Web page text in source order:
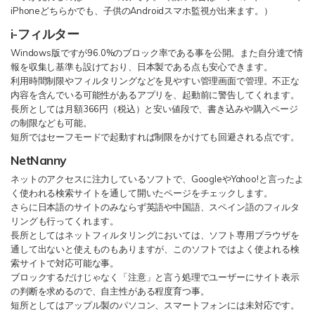
iPhoneどちらかでも、子供のAndroidスマホ監視が出来ます。）
i-フィルター
Windows版ですが96.0%のブロック率である事を公開。また自分達で情
報を収集し基準も設けており、日本製である点も安心できます。
利用時間制限やフィルタリングなどを見やすい管理画面で管理。不正な
内容を含んでいる可能性があるアプリを、起動前に警告してくれます。
長所としては月額366円（税込）と安い値段で、書き込みや購入ページ
の制限なども可能。
短所ではセーフモードで起動すれば制限をかけても回避される点です。
NetNanny
ネットのアクセスに注力しているソフトで、GoogleやYahoo!と言ったよ
く使われる検索サイトを通して開いたページをチェックします。
さらに日本語のサイトのみならず英語や中国語、スペイン語のフィルタ
リングも行ってくれます。
長所としてはネットフィルタリングにおいては、ソフト専用ブラウザを
通して出ないと使えものもありますが、このソフトではよく使よれる検
索サイトで対応可能な事。
ブロックするだけじゃなく「注意」と言う処理でユーザーにサイト表示
の判断を求めるので、自主性がある程度育つ事。
短所としてはアップル製のパソコン、スマートフォンには未対応です。